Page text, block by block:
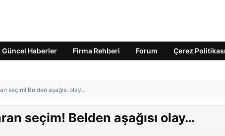
Güncel Haberler Firma Rehberi Forum Çerez Politikası
seçim! Belden aşağısı olay…
seçim! Belden aşağısı olay…